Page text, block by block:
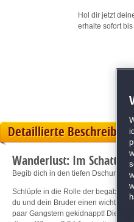
Hol dir jetzt
erhalte sofort
Detaillierte
Wanderlust: Im
Begib dich in den tiefen Dschungel
Schlüpfe in die Rolle der begabten
du und dein Bruder einen wichtigen
paar Gangstern gekidnappt! Die